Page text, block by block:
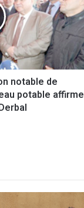
notable de
potable affirme